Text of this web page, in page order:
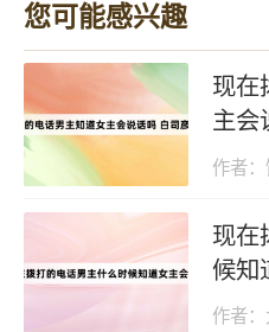
您可能感兴趣
现在
主会
真相
作者：
现在
候知
作者